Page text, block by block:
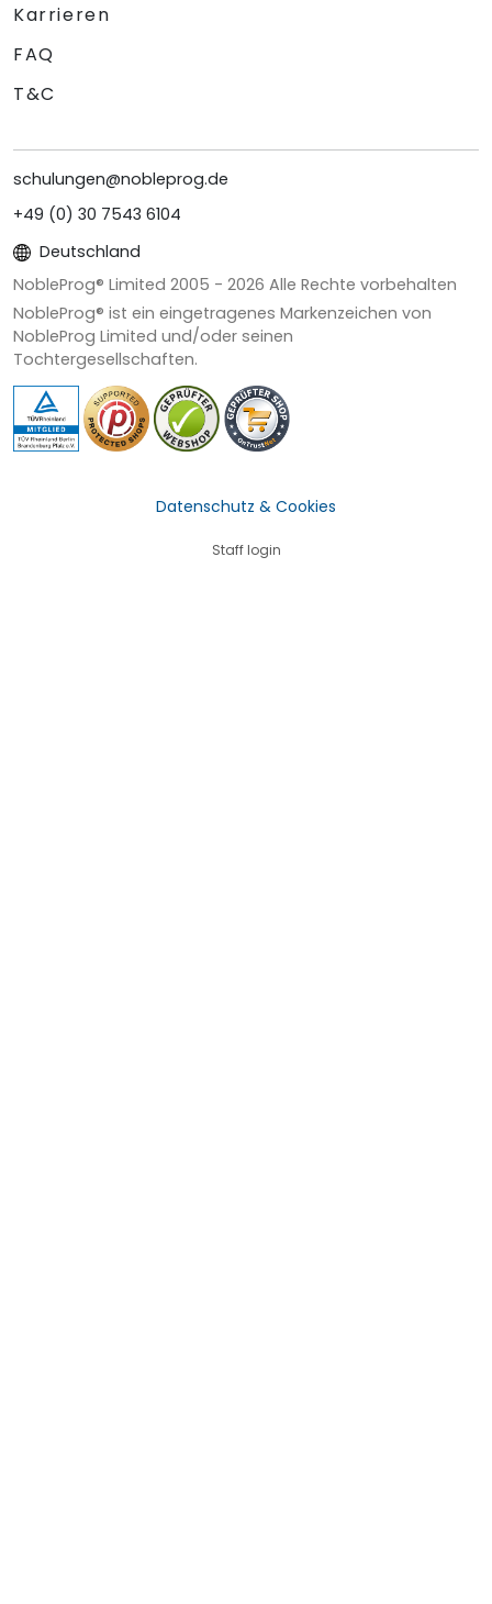
Karrieren
FAQ
T&C
schulungen@nobleprog.de
+49 (0) 30 7543 6104
Deutschland
NobleProg® Limited 2005 - 2026 Alle Rechte vorbehalten
NobleProg® ist ein eingetragenes Markenzeichen von
NobleProg Limited und/oder seinen
Tochtergesellschaften.
Datenschutz & Cookies
Staff login